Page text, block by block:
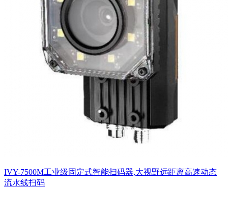
IVY-7500M工业级固定式智能扫码器,大视野远距离高速动态
流水线扫码